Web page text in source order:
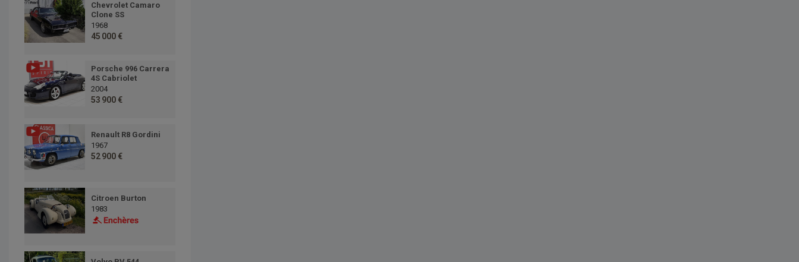
Chevrolet Camaro
Clone SS
1968
45 000 €
Porsche 996 Carrera
4S Cabriolet
2004
53 900 €
Renault R8 Gordini
1967
52 900 €
Citroen Burton
1983